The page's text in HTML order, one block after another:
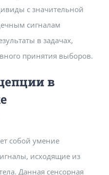
с значительной
сигналам
в задачах,
принятия выборов.
в
собой умение
исходящие из
Данная сенсорная